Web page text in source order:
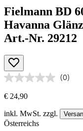
Fielmann BD
Havanna
Art.-Nr. 29212
(0)
€ 24,90
inkl. MwSt. zzgl.
Österreichs